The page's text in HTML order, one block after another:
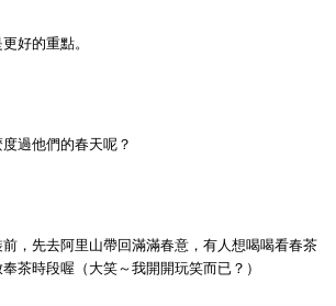
好的重點。
過他們的春天呢？
，先去阿里山帶回滿滿春意，有人想喝喝看春茶
茶時段喔（大笑～我開開玩笑而已？）